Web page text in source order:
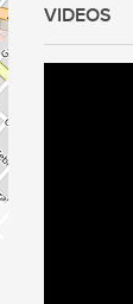
VIDEOS